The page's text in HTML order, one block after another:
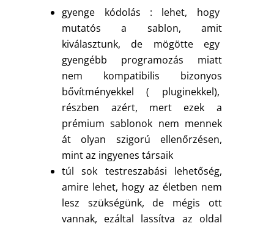
gyenge kódolás : lehet, hogy
mutatós a sablon, amit
kiválasztunk, de mögötte egy
gyengébb programozás miatt
nem kompatibilis bizonyos
bővítményekkel ( pluginekkel),
részben azért, mert ezek a
prémium sablonok nem mennek
át olyan szigorú ellenőrzésen,
mint az ingyenes társaik
túl sok testreszabási lehetőség,
amire lehet, hogy az életben nem
lesz szükségünk, de mégis ott
vannak, ezáltal lassítva az oldal